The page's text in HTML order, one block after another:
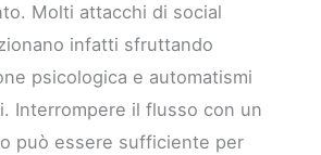
Molti attacchi di social
infatti sfruttando
psicologica e automatismi
Interrompere il flusso con un
può essere sufficiente per